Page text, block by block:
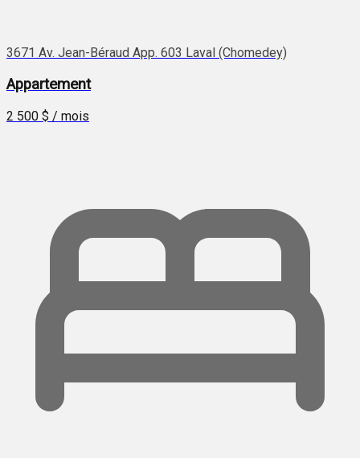
3671 Av. Jean-Béraud App. 603 Laval (Chomedey)
Appartement
2 500 $ / mois